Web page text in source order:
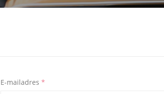
E-mailadres *